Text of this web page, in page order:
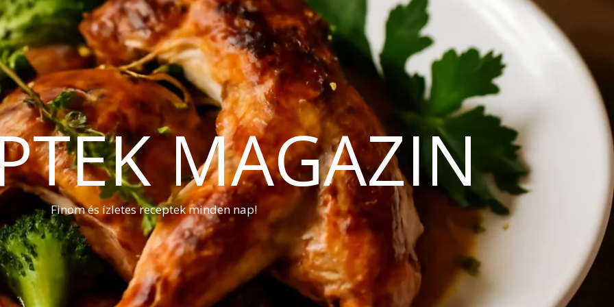
MAGAZIN
Finom és ízletes receptek minden nap!